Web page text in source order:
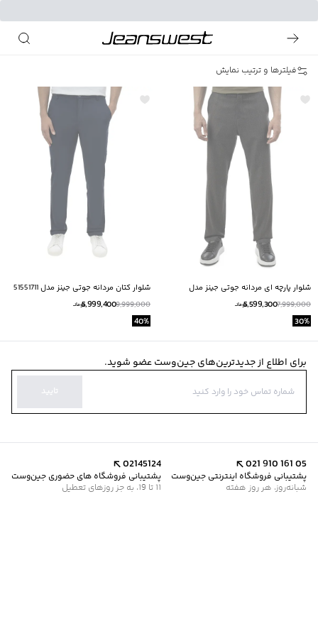
فیلترها و ترتیب نمایش
شلوار پارچه ای مردانه جوتی جینز مدل
51554760
7,999,000
5,599,300تومانــ
30%
شلوار کتان مردانه جوتی جینز مدل 51551711
9,999,000
5,999,400تومانــ
40%
برای اطلاع از جدیدترین‌های جین‌وست عضو شوید.
تایید
021 910 161 05
پشتیبانی فروشگاه اینترنتی جین‌وست
شبانه‌روز، هر روز هفته
02145124
پشتیبانی فروشگاه های حضوری جین‌وست
11 تا 19، به جز روزهای تعطیل